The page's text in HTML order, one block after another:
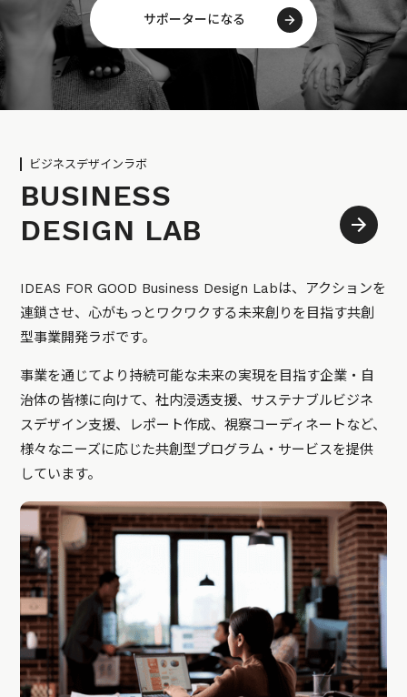
サポーターになる
ビジネスデザインラボ
BUSINESS
DESIGN LAB
IDEAS FOR GOOD Business Design Labは、アクションを
連鎖させ、心がもっとワクワクする未来創りを目指す共創
型事業開発ラボです。
事業を通じてより持続可能な未来の実現を目指す企業・自
治体の皆様に向けて、社内浸透支援、サステナブルビジネ
スデザイン支援、レポート作成、視察コーディネートなど、
様々なニーズに応じた共創型プログラム・サービスを提供
しています。